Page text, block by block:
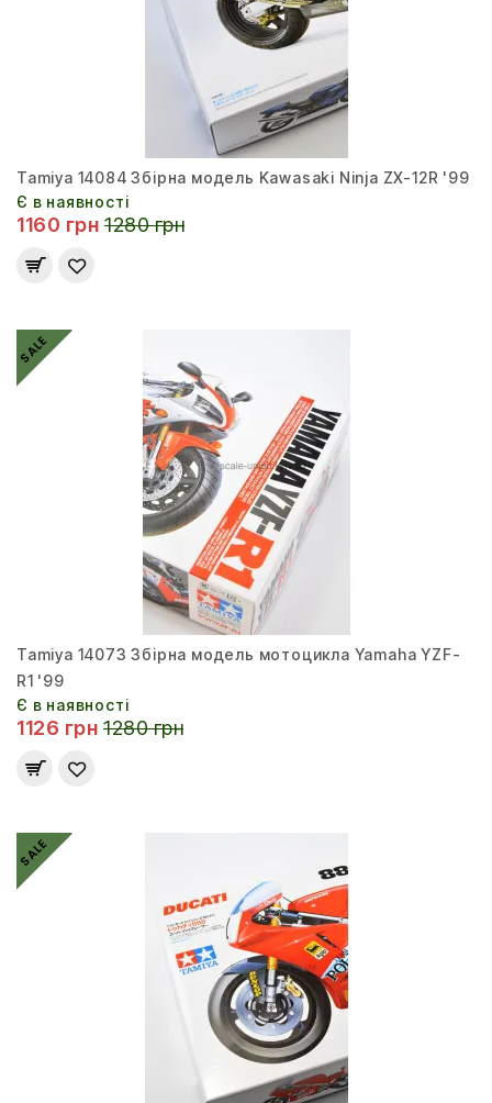
Tamiya 14084 Збірна модель Kawasaki Ninja ZX-12R '99
Є в наявності
1160 грн 1280 грн
SALE
Tamiya 14073 Збірна модель мотоцикла Yamaha YZF-
R1 '99
Є в наявності
1126 грн 1280 грн
SALE